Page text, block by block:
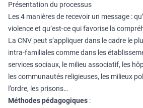
Présentation du processus
Les 4 manières de recevoir un message :
violence et qu’est-ce qui favorise la
La CNV peut s’appliquer dans le cadre le
intra-familiales comme dans les
services sociaux, le milieu associatif, les
les communautés religieuses, les milieux
l’ordre, les prisons…
Méthodes pédagogiques :